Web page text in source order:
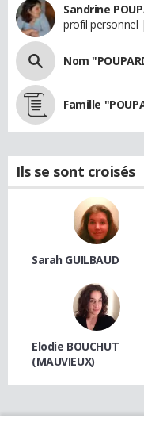
Sandrine
profil personnel
Nom
Famille
Ils se sont croisés
Sarah GUILBAUD
Elodie BOUCHUT
(MAUVIEUX)